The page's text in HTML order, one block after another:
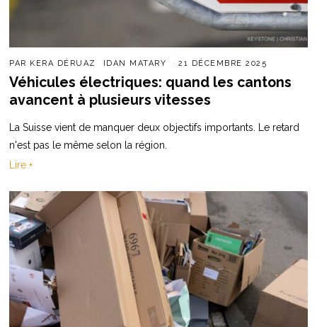
PAR KERA DÉRUAZ IDAN MATARY 21 DÉCEMBRE 2025
Véhicules électriques: quand les cantons
avancent à plusieurs vitesses
La Suisse vient de manquer deux objectifs importants. Le retard
n'est pas le même selon la région.
Lire +